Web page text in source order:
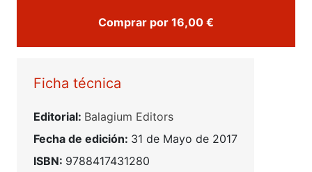
Comprar por 16,00 €
Ficha técnica
Editorial: Balagium Editors
Fecha de edición: 31 de Mayo de 2017
ISBN: 9788417431280